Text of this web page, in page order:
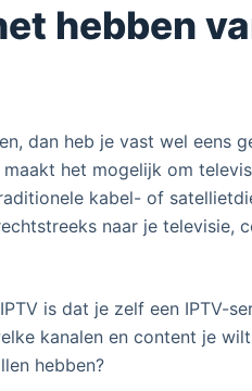
hebben
dan heb je vast wel eens
het mogelijk om
kabel- of
naar je televisie,
is dat je zelf een IPTV-
kanalen en content je
hebben?